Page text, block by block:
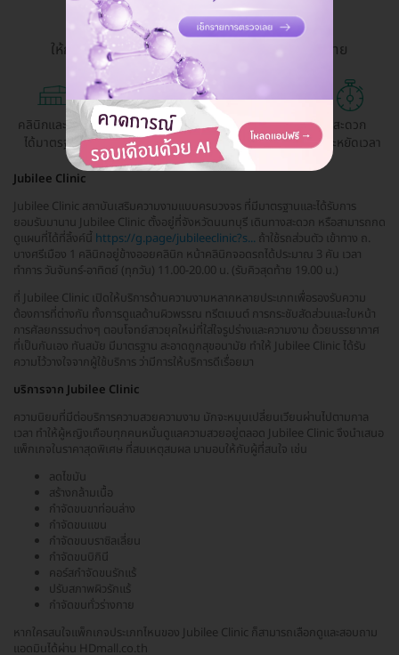
HDmall Health ดี อะไรก็ดี
ให้การเข้าถึงบริการสุขภาพและความงามเป็นเรื่องง่าย
คลินิกและ รพ.
ได้มาตรฐาน
ถูกกว่าจองตรง
ด้วยตัวเอง
ผ่อนสบาย 0%
สะดวก
ประหยัดเวลา
Jubilee Clinic
Jubilee Clinic สถาบันเสริมความงามแบบครบวงจร ที่มีมาตรฐานและได้รับการ
ยอมรับมานาน Jubilee Clinic ตั้งอยู่ที่จังหวัดนนทบุรี เดินทางสะดวก หรือสามารถกด
ดูแผนที่ได้ที่ลิ้งค์นี้ https://g.page/jubileeclinic?s... ถ้าใช้รถส่วนตัว เข้าทาง ถ.
บางศรีเมือง 1 คลินิกอยู่ข้างออยคลินิก หน้าคลินิกจอดรถได้ประมาณ 3 คัน เวลา
ทำการ วันจันทร์-อาทิตย์ (ทุกวัน) 11.00-20.00 น. (รับคิวสุดท้าย 19.00 น.)
ที่ Jubilee Clinic เปิดให้บริการด้านความงามหลากหลายประเภทเพื่อรองรับความ
ต้องการที่ต่างกัน ทั้งการดูแลด้านผิวพรรณ ทรีตเมนต์ การกระชับสัดส่วนและใบหน้า
การศัลยกรรมต่างๆ ตอบโจทย์สาวยุคใหม่ที่ใส่ใจรูปร่างและความงาม ด้วยบรรยากาศ
ที่เป็นกันเอง ทันสมัย มีมาตรฐาน สะอาดถูกสุขอนามัย ทำให้ Jubilee Clinic ได้รับ
ความไว้วางใจจากผู้ใช้บริการ ว่ามีการให้บริการดีเรื่อยมา
บริการจาก Jubilee Clinic
ความนิยมที่มีต่อบริการความสวยความงาม มักจะหมุนเปลี่ยนเวียนผ่านไปตามกาล
เวลา ทำให้ผู้หญิงเกือบทุกคนหมั่นดูแลความสวยอยู่ตลอด Jubilee Clinic จึงนำเสนอ
แพ็กเกจในราคาสุดพิเศษ ที่สมเหตุสมผล มามอบให้กับผู้ที่สนใจ เช่น
ลดไขมัน
สร้างกล้ามเนื้อ
กำจัดขนขาท่อนล่าง
กำจัดขนแขน
กำจัดขนบราซิลเลี่ยน
กำจัดขนบิกินี
คอร์สกำจัดขนรักแร้
ปรับสภาพผิวรักแร้
กำจัดขนทั่วร่างกาย
หากใครสนใจแพ็กเกจประเภทไหนของ Jubilee Clinic ก็สามารถเลือกดูและสอบถาม
แอดมินได้ผ่าน HDmall.co.th